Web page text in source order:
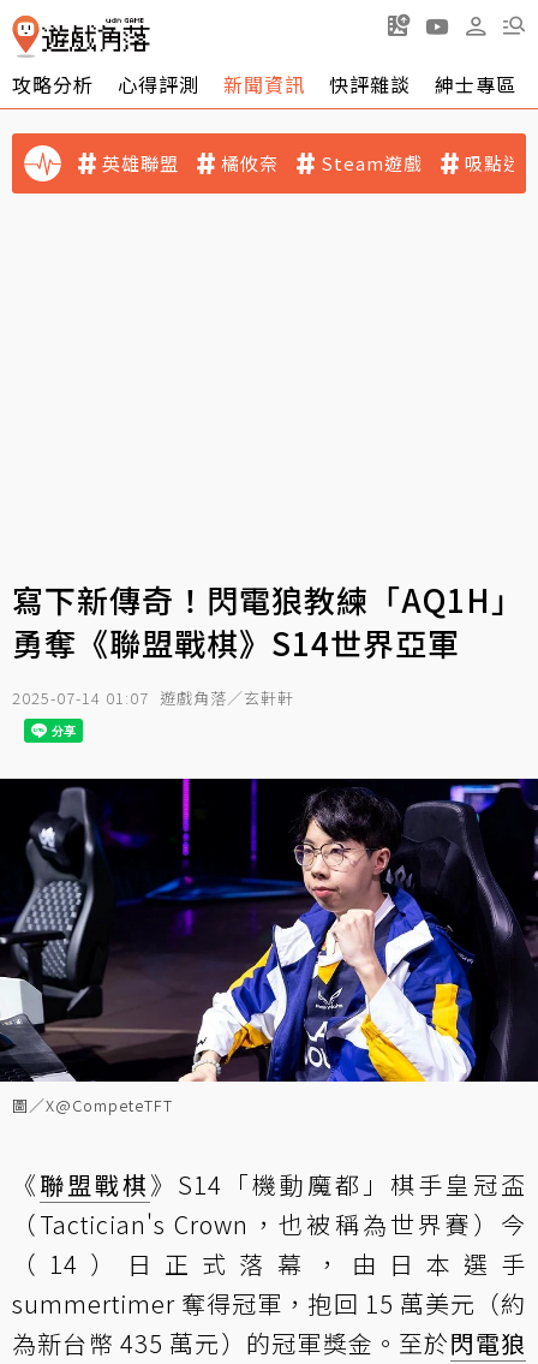
攻略分析 心得評測 新聞資訊 快評雜談 紳士專區
英雄聯盟 橘攸奈 Steam遊戲 吸點迷
寫下新傳奇！閃電狼教練「AQ1H」
勇奪《聯盟戰棋》S14世界亞軍
2025-07-14 01:07 遊戲角落／玄軒軒
圖／X@CompeteTFT
《聯盟戰棋》S14「機動魔都」棋手皇冠盃
（Tactician's Crown，也被稱為世界賽）今
（14）日正式落幕，由日本選手
summertimer 奪得冠軍，抱回 15 萬美元（約
為新台幣 435 萬元）的冠軍獎金。至於閃電狼